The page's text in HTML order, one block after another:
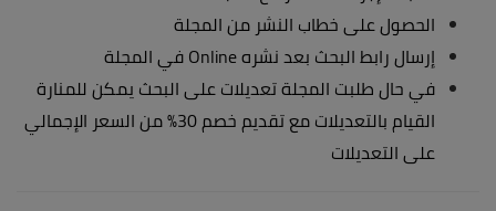
الحصول على خطاب النشر من المجلة
إرسال رابط البحث بعد نشره Online في المجلة
في حال طلبت المجلة تعديلات على البحث يمكن للمنارة
القيام بالتعديلات مع تقديم خصم 30% من السعر الإجمالي
على التعديلات